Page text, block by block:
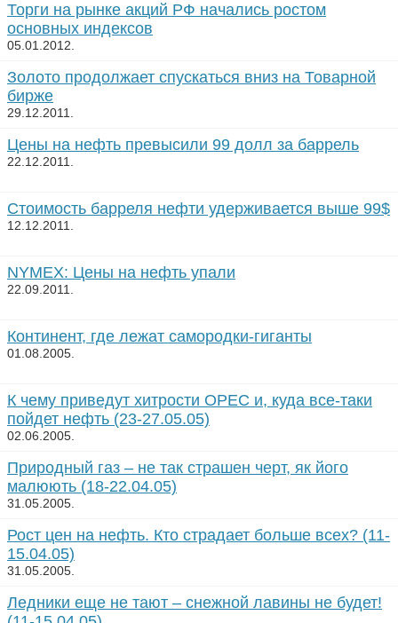
Торги на рынке акций РФ начались ростом
основных индексов
05.01.2012.
Золото продолжает спускаться вниз на Товарной
бирже
29.12.2011.
Цены на нефть превысили 99 долл за баррель
22.12.2011.
Стоимость барреля нефти удерживается выше 99$
12.12.2011.
NYMEX: Цены на нефть упали
22.09.2011.
Континент, где лежат самородки-гиганты
01.08.2005.
К чему приведут хитрости OPEC и, куда все-таки
пойдет нефть (23-27.05.05)
02.06.2005.
Природный газ – не так страшен черт, як його
малюють (18-22.04.05)
31.05.2005.
Рост цен на нефть. Кто страдает больше всех? (11-
15.04.05)
31.05.2005.
Ледники еще не тают – снежной лавины не будет!